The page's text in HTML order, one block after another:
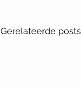
Gerelateerde posts